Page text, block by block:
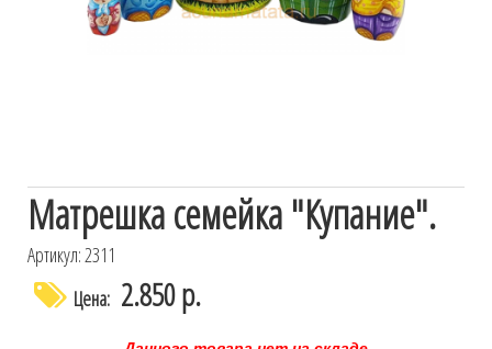
Матрешка семейка "Купание".
Артикул: 2311
Цена: 2.850 р.